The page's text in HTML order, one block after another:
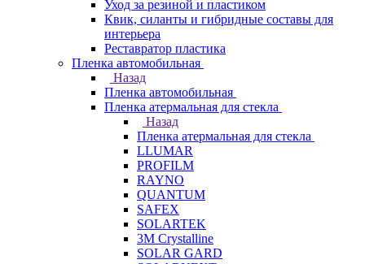
Уход за резиной и пластиком
Квик, силанты и гибридные составы для
интерьера
Реставратор пластика
Пленка автомобильная
Назад
Пленка автомобильная
Пленка атермальная для стекла
Назад
Пленка атермальная для стекла
LLUMAR
PROFILM
RAYNO
QUANTUM
SAFEX
SOLARTEK
3M Crystalline
SOLAR GARD